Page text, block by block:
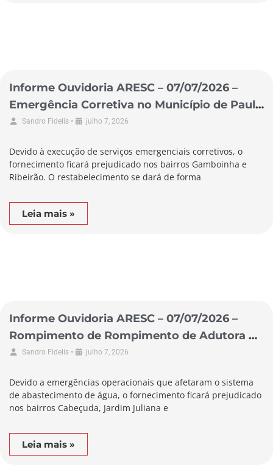
Informe Ouvidoria ARESC – 07/07/2026 –
Emergência Corretiva no Município de Paulo
Lopes
Sandro Fidelis • julho 7, 2026
Devido à execução de serviços emergenciais corretivos, o
fornecimento ficará prejudicado nos bairros Gamboinha e
Ribeirão. O restabelecimento se dará de forma
Leia mais »
Informe Ouvidoria ARESC – 07/07/2026 –
Rompimento de Rompimento de Adutora no
Município de Laguna
Sandro Fidelis • julho 7, 2026
Devido a emergências operacionais que afetaram o sistema
de abastecimento de água, o fornecimento ficará prejudicado
nos bairros Cabeçuda, Jardim Juliana e
Leia mais »